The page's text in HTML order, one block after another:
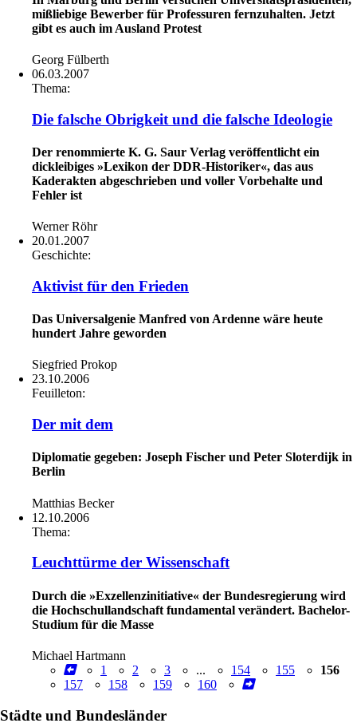
mißliebige Bewerber für Professuren fernzuhalten. Jetzt
gibt es auch im Ausland Protest
Georg Fülberth
06.03.2007
Thema:
Die falsche Obrigkeit und die falsche Ideologie
Der renommierte K. G. Saur Verlag veröffentlicht ein
dickleibiges »Lexikon der DDR-Historiker«, das aus
Kaderakten abgeschrieben und voller Vorbehalte und
Fehler ist
Werner Röhr
20.01.2007
Geschichte:
Aktivist für den Frieden
Das Universalgenie Manfred von Ardenne wäre heute
hundert Jahre geworden
Siegfried Prokop
23.10.2006
Feuilleton:
Der mit dem
Diplomatie gegeben: Joseph Fischer und Peter Sloterdijk in
Berlin
Matthias Becker
12.10.2006
Thema:
Leuchttürme der Wissenschaft
Durch die »Exzellenzinitiative« der Bundesregierung wird
die Hochschullandschaft fundamental verändert. Bachelor-
Studium für die Masse
Michael Hartmann
1
2 3 ... 154 155
156
157
158 159 160
Städte und Bundesländer